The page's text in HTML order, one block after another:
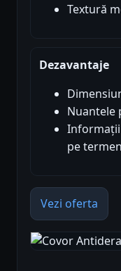
Textură
Dezavantaje
Nuantele
pe
Vezi oferta